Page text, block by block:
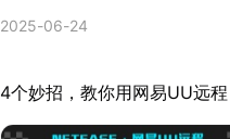
2025-06-24
4个妙招，教你用网易UU远